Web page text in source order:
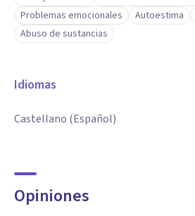
Problemas emocionales
Autoestima
Abuso de sustancias
Idiomas
Castellano (Español)
Opiniones